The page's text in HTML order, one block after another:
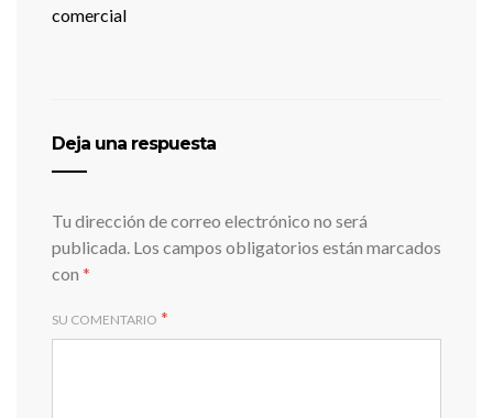
comercial
Deja una respuesta
Tu dirección de correo electrónico no será
publicada. Los campos obligatorios están marcados
con *
SU COMENTARIO *